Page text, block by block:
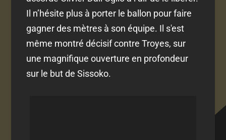
Il n’hésite plus à porter le ballon pour faire
gagner des mètres à son équipe. Il s'est
même montré décisif contre Troyes, sur
une magnifique ouverture en profondeur
sur le but de Sissoko.